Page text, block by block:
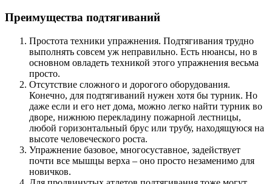
Преимущества подтягиваний
Простота техники упражнения. Подтягивания трудно
выполнять совсем уж неправильно. Есть нюансы, но в
основном овладеть техникой этого упражнения весьма
просто.
Отсутствие сложного и дорогого оборудования.
Конечно, для подтягиваний нужен хотя бы турник. Но
даже если и его нет дома, можно легко найти турник во
дворе, нижнюю перекладину пожарной лестницы,
любой горизонтальный брус или трубу, находящуюся на
высоте человеческого роста.
Упражнение базовое, многосуставное, задействует
почти все мышцы верха – оно просто незаменимо для
новичков.